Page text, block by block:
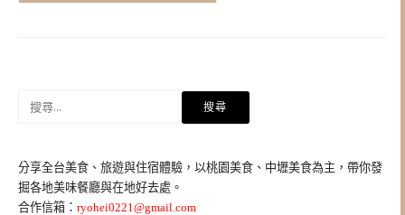
字:
分享全台美食、旅遊與住宿體驗，以桃園美食、中壢美食為主，帶你發
掘各地美味餐廳與在地好去處。
合作信箱： ryohei0221@gmail.com